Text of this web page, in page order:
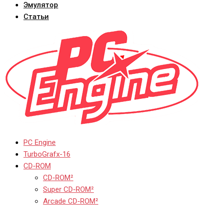
Эмулятор
Статьи
PC Engine
TurboGrafx-16
CD-ROM
CD-ROM²
Super CD-ROM²
Arcade CD-ROM²